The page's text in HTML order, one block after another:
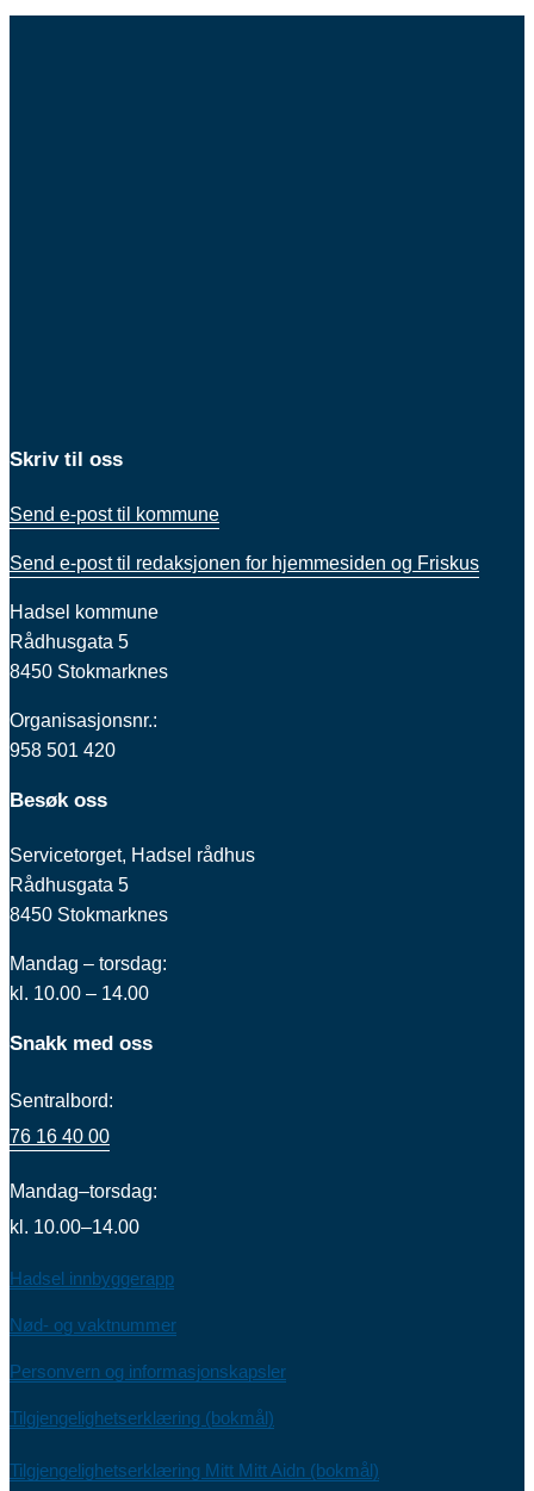
Skriv til oss
Send e-post til kommune
Send e-post til redaksjonen for hjemmesiden og Friskus
Hadsel kommune
Rådhusgata 5
8450 Stokmarknes
Organisasjonsnr.:
958 501 420
Besøk oss
Servicetorget, Hadsel rådhus
Rådhusgata 5
8450 Stokmarknes
Mandag – torsdag:
kl. 10.00 – 14.00
Snakk med oss
Sentralbord:
76 16 40 00
Mandag–torsdag:
kl. 10.00–14.00
Hadsel innbyggerapp
Nød- og vaktnummer
Personvern og informasjonskapsler
Tilgjengelighetserklæring (bokmål)
Tilgjengelighetserklæring Mitt Mitt Aidn (bokmål)